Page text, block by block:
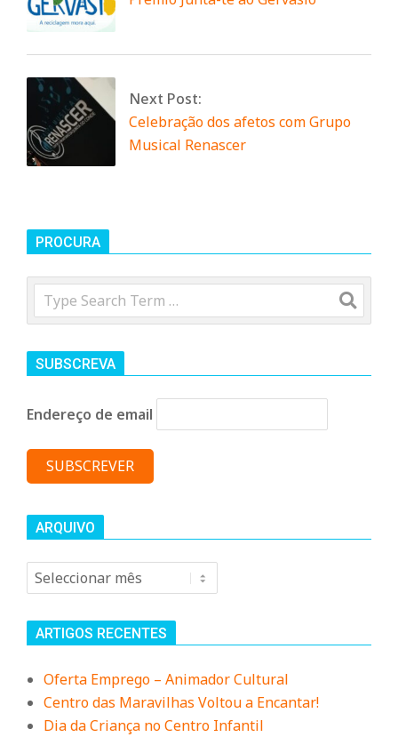
n
d
e
Next Post:
Celebração dos afetos com Grupo
Musical Renascer
PROCURA
Search
SUBSCREVA
Endereço de email
ARQUIVO
Arquivo
ARTIGOS RECENTES
Oferta Emprego – Animador Cultural
Centro das Maravilhas Voltou a Encantar!
Dia da Criança no Centro Infantil